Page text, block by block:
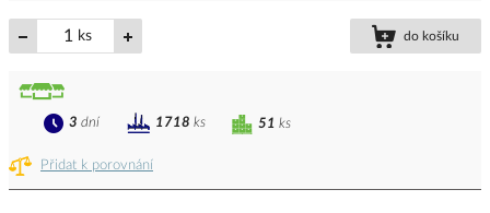
ks do košíku
Přidat k porovnání
51 ks
3 dní 1718 ks